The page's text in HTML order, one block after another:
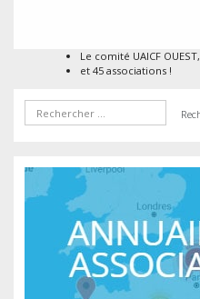
Le comité UAICF
et 45 associations !